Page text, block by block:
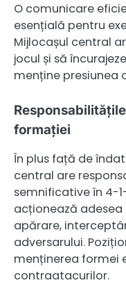
O comunicare
esențială pentru
Mijlocașul central
jocul și să
menține presiunea
formației
În plus față de
central are
semnificative în 4-
acționează
apărare,
adversarului.
menținerea formei
contraatacurilor.